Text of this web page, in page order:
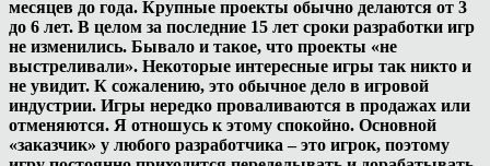
месяцев до года. Крупные проекты обычно делаются от 3
до 6 лет. В целом за последние 15 лет сроки разработки игр
не изменились. Бывало и такое, что проекты «не
выстреливали». Некоторые интересные игры так никто и
не увидит. К сожалению, это обычное дело в игровой
индустрии. Игры нередко проваливаются в продажах или
отменяются. Я отношусь к этому спокойно. Основной
«заказчик» у любого разработчика – это игрок, поэтому